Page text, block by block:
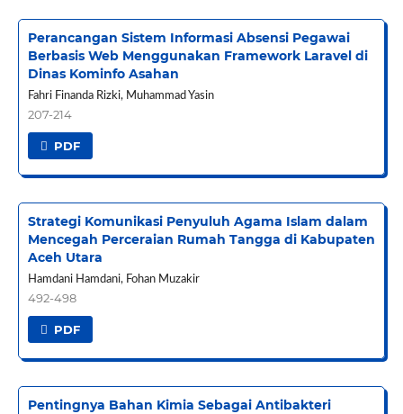
Perancangan Sistem Informasi Absensi Pegawai
Berbasis Web Menggunakan Framework Laravel di
Dinas Kominfo Asahan
Fahri Finanda Rizki, Muhammad Yasin
207-214
PDF
Strategi Komunikasi Penyuluh Agama Islam dalam
Mencegah Perceraian Rumah Tangga di Kabupaten
Aceh Utara
Hamdani Hamdani, Fohan Muzakir
492-498
PDF
Pentingnya Bahan Kimia Sebagai Antibakteri